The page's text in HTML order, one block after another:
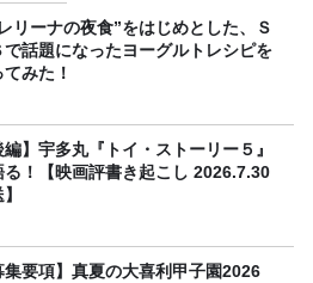
リーナの夜食”をはじめとした、Ｓ
で話題になったヨーグルトレシピを
みた！
編】宇多丸『トイ・ストーリー５』
る！【映画評書き起こし 2026.7.30
集要項】真夏の大喜利甲子園2026